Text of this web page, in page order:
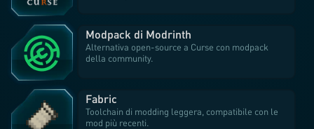
Modpack di Modrinth
Alternativa open-source a Curse con modpack
della community.
Fabric
Toolchain di modding leggera, compatibile con le
mod più recenti.